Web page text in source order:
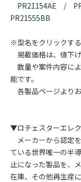
PR21154AE /
PR21555BB
※型名をクリックす
掲載価格は、値下げ
数量や案件内容に
能です。
各製品ページよりお
▼ロチェスターエレ
メーカーから認定
ている世界唯一の半
止になった製品を、
在庫、その他再生産